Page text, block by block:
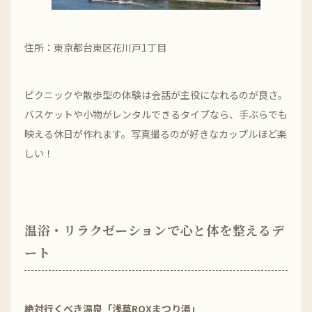
住所：東京都台東区花川戸1丁目
ピクニックや散歩型の体験は会話が主役になれるのが良さ。
バスケットや小物がレンタルできるタイプなら、手ぶらでも
映える休日が作れます。写真撮るのが好きなカップルほど楽
しい！
温浴・リラクゼーションで心と体を整えるデ
ート
絶対行くべき温泉「浅草ROXまつり湯」